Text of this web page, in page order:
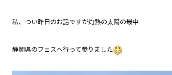
私、つい昨日のお話ですが灼熱の太陽の最中
静岡県のフェスへ行って参りました